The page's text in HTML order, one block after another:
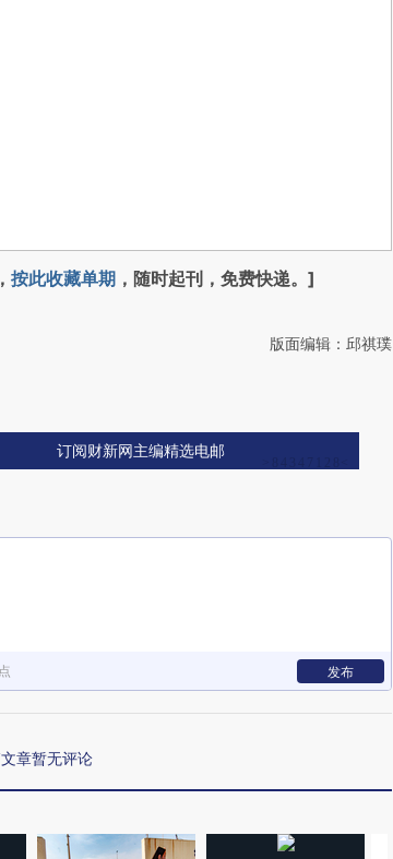
， 按此收藏单期 ，随时起刊，免费快递。]
版面编辑：邱祺璞
订阅财新网主编精选电邮
发布
章暂无评论